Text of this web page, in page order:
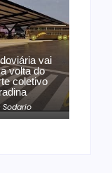
vai
volta do
coletivo
Sodario